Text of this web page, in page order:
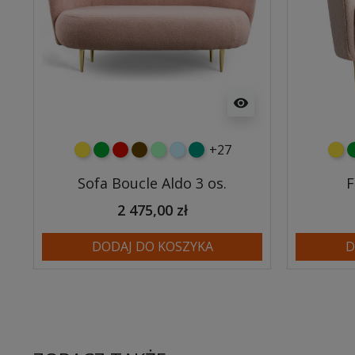
visibility
żółtyzielonyczerwony
czekoladowy
miętowybłękitny
turkusowy
+27
Sofa Boucle Aldo 3 os.
2 475,00 zł
DODAJ DO KOSZYKA
żółty